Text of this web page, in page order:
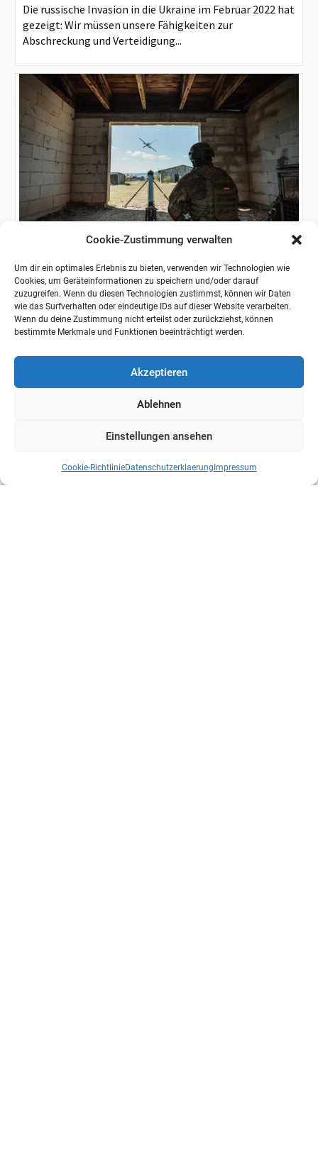
Cookie-Zustimmung verwalten
Um dir ein optimales Erlebnis zu bieten, verwenden wir Technologien wie
Cookies, um Geräteinformationen zu speichern und/oder darauf
zuzugreifen. Wenn du diesen Technologien zustimmst, können wir Daten
wie das Surfverhalten oder eindeutige IDs auf dieser Website verarbeiten.
Wenn du deine Zustimmung nicht erteilst oder zurückziehst, können
bestimmte Merkmale und Funktionen beeinträchtigt werden.
Akzeptieren
Ablehnen
Einstellungen ansehen
Cookie-RichtlinieDatenschutzerklaerung Impressum
Die russische Invasion in die Ukraine im Februar 2022 hat
gezeigt: Wir müssen unsere Fähigkeiten zur
Abschreckung und Verteidigung...
Der Aufklärungs- und
Wirkungsverbund der Bundeswehr im
Praxistest
Vom Nachzügler zum Vorreiter Die Bundeswehr steht
an einem technologischen Wendepunkt. Während die
Drohnendebatte vor einem Jahrzehnt noch als...